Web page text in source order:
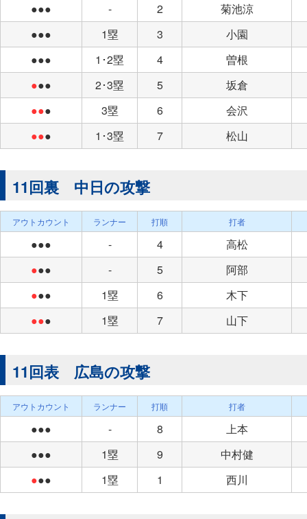
●●● - 2
菊池涼
●●●
1塁 3
小園
●●●
1･2塁 4
曽根
●●● 2･3塁 5
坂倉
●●● 3塁 6
会沢
●●● 1･3塁 7 松山
11回裏 中日の攻撃
アウトカウント ランナー 打順 打者
●●● - 4
高松
●●● - 5
阿部
●●● 1塁 6
木下
●●● 1塁 7 山下
11回表 広島の攻撃
アウトカウント ランナー 打順 打者
●●● - 8
上本
●●●
1塁 9
中村健
●●● 1塁 1 西川